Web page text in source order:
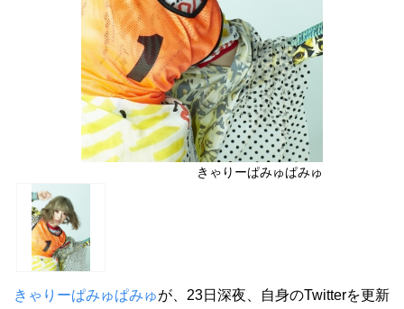
きゃりーぱみゅぱみゅ
きゃりーぱみゅぱみゅが、23日深夜、自身のTwitterを更新